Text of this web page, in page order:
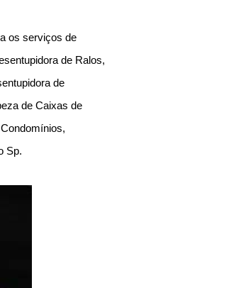
os serviços de
de Ralos,
de
de Caixas de
Sp.